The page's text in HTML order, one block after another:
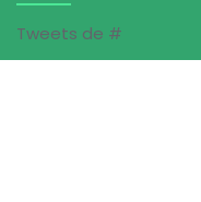
Tweets de #